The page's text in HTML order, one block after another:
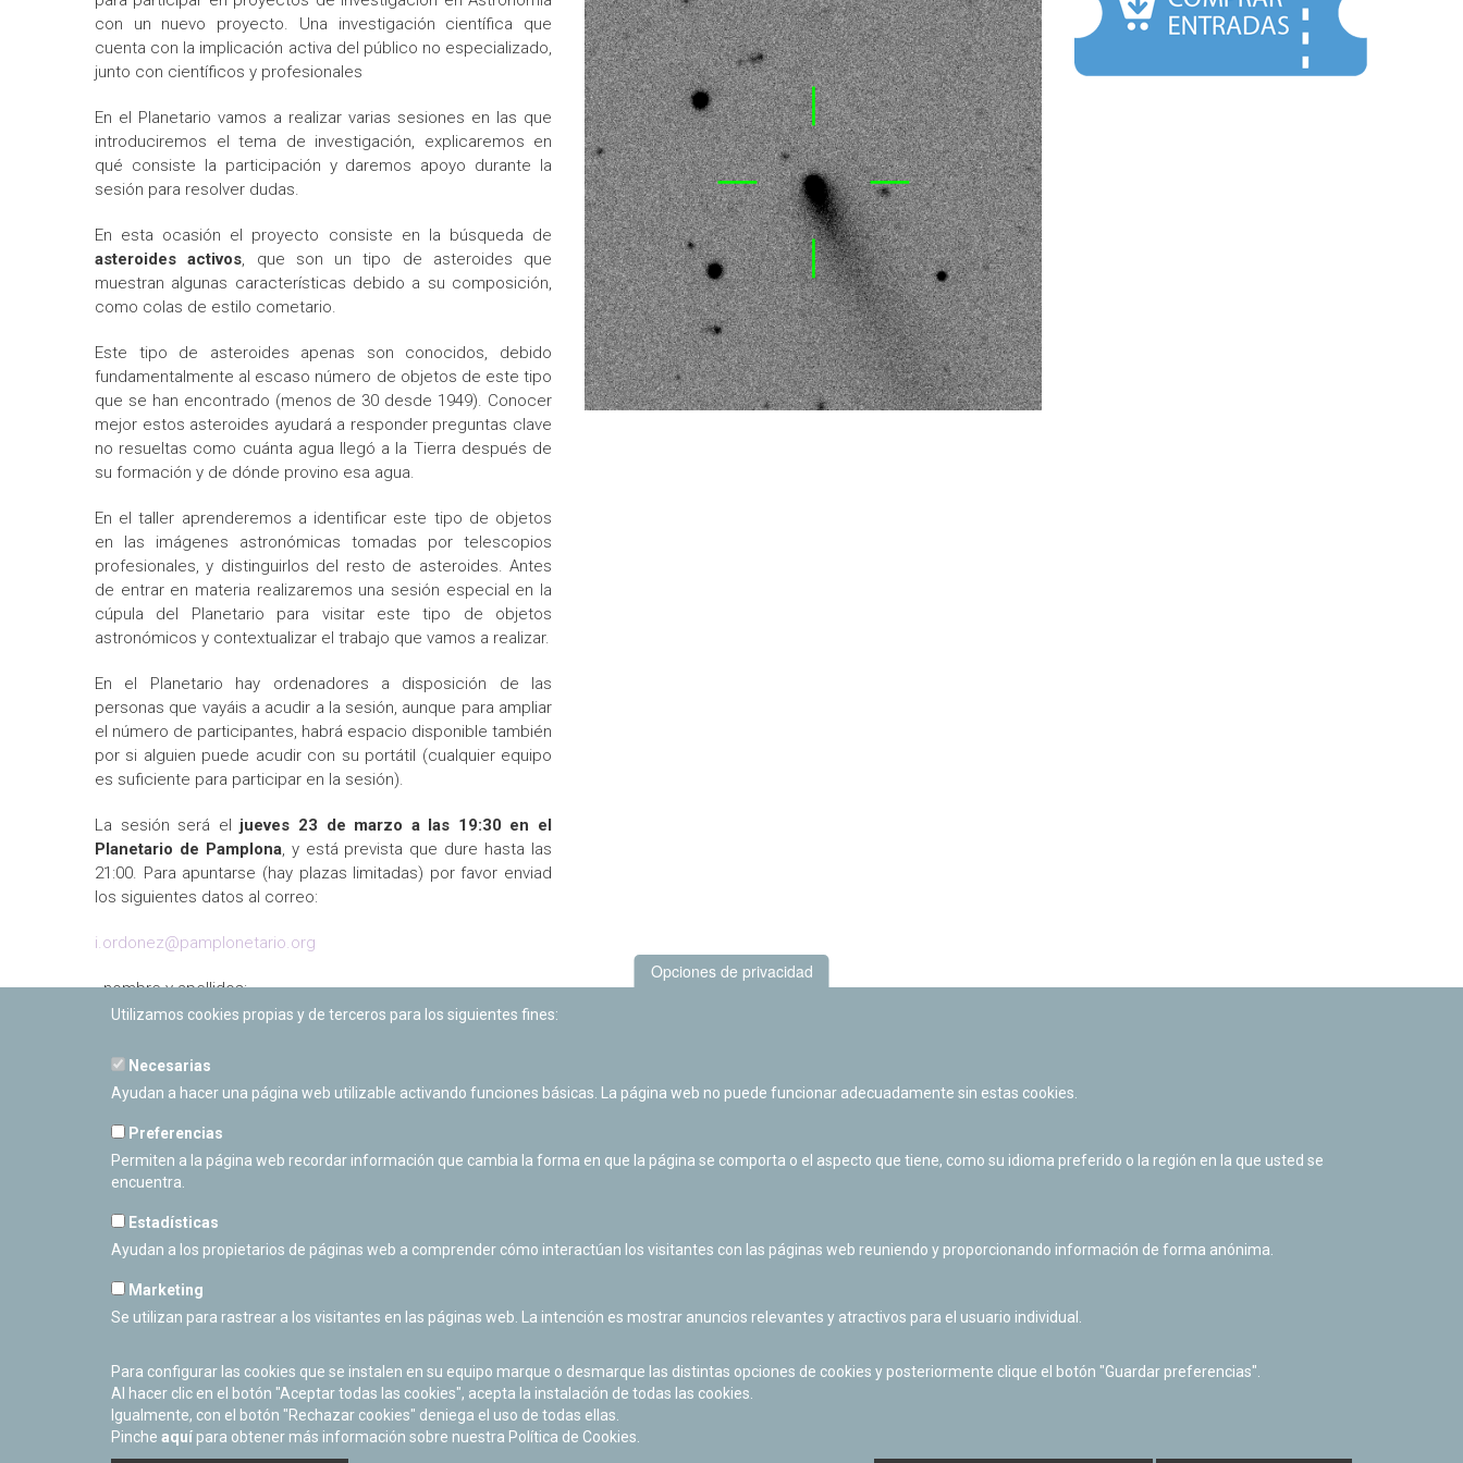
con un nuevo proyecto. Una investigación científica que
cuenta con la implicación activa del público no especializado,
junto con científicos y profesionales
En el Planetario vamos a realizar varias sesiones en las que
introduciremos el tema de investigación, explicaremos en
qué consiste la participación y daremos apoyo durante la
sesión para resolver dudas.
En esta ocasión el proyecto consiste en la búsqueda de
asteroides activos, que son un tipo de asteroides que
muestran algunas características debido a su composición,
como colas de estilo cometario.
Este tipo de asteroides apenas son conocidos, debido
fundamentalmente al escaso número de objetos de este tipo
que se han encontrado (menos de 30 desde 1949). Conocer
mejor estos asteroides ayudará a responder preguntas clave
no resueltas como cuánta agua llegó a la Tierra después de
su formación y de dónde provino esa agua.
En el taller aprenderemos a identificar este tipo de objetos
en las imágenes astronómicas tomadas por telescopios
profesionales, y distinguirlos del resto de asteroides. Antes
de entrar en materia realizaremos una sesión especial en la
cúpula del Planetario para visitar este tipo de objetos
astronómicos y contextualizar el trabajo que vamos a realizar.
En el Planetario hay ordenadores a disposición de las
personas que vayáis a acudir a la sesión, aunque para ampliar
el número de participantes, habrá espacio disponible también
por si alguien puede acudir con su portátil (cualquier equipo
es suficiente para participar en la sesión).
La sesión será el jueves 23 de marzo a las 19:30 en el
Planetario de Pamplona, y está prevista que dure hasta las
21:00. Para apuntarse (hay plazas limitadas) por favor enviad
los siguientes datos al correo:
i.ordonez@pamplonetario.org
- nombre y apellidos:
- ¿vas a traer portátil?:
PLANETARIO DE PAMPLONA
31008 Pamplona, Navarra
Cerrado Temporalmente
Las actividades de divulgación y educación científica de Planetario
de Pamplona cuentan con el impulso de la Fundación "la Caixa".
Opciones de privacidad
Utilizamos cookies propias y de terceros para los siguientes fines:
Necesarias
Ayudan a hacer una página web utilizable activando funciones básicas. La página web no puede funcionar adecuadamente sin estas cookies.
Preferencias
Permiten a la página web recordar información que cambia la forma en que la página se comporta o el aspecto que tiene, como su idioma preferido o la región en la que usted se
encuentra.
Estadísticas
Ayudan a los propietarios de páginas web a comprender cómo interactúan los visitantes con las páginas web reuniendo y proporcionando información de forma anónima.
Marketing
Se utilizan para rastrear a los visitantes en las páginas web. La intención es mostrar anuncios relevantes y atractivos para el usuario individual.
Para configurar las cookies que se instalen en su equipo marque o desmarque las distintas opciones de cookies y posteriormente clique el botón "Guardar preferencias".
Al hacer clic en el botón "Aceptar todas las cookies", acepta la instalación de todas las cookies.
Igualmente, con el botón "Rechazar cookies" deniega el uso de todas ellas.
Pinche aquí para obtener más información sobre nuestra Política de Cookies.